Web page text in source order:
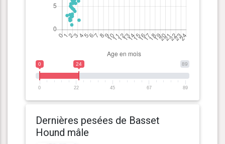
89
0 24
0 22 45 67 89
Dernières pesées de Basset
Hound mâle